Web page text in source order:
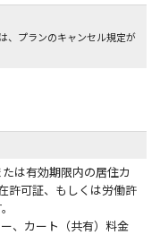
、プランのキャンセル規定が
は有効期限内の居住カ
許可証、もしくは労働許
、カート（共有）料金